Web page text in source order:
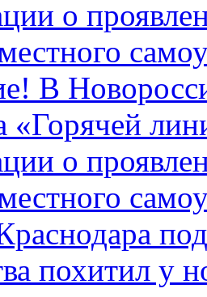
о
В
«Горячей
о
похитил у